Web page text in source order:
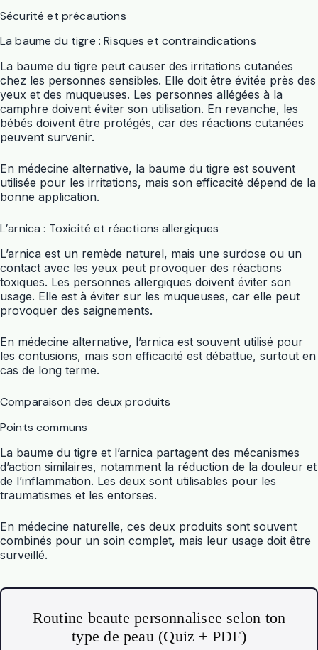
Sécurité et précautions
La baume du tigre : Risques et contraindications
La baume du tigre peut causer des irritations cutanées
chez les personnes sensibles. Elle doit être évitée près des
yeux et des muqueuses. Les personnes allégées à la
camphre doivent éviter son utilisation. En revanche, les
bébés doivent être protégés, car des réactions cutanées
peuvent survenir.
En médecine alternative, la baume du tigre est souvent
utilisée pour les irritations, mais son efficacité dépend de la
bonne application.
L’arnica : Toxicité et réactions allergiques
L’arnica est un remède naturel, mais une surdose ou un
contact avec les yeux peut provoquer des réactions
toxiques. Les personnes allergiques doivent éviter son
usage. Elle est à éviter sur les muqueuses, car elle peut
provoquer des saignements.
En médecine alternative, l’arnica est souvent utilisé pour
les contusions, mais son efficacité est débattue, surtout en
cas de long terme.
Comparaison des deux produits
Points communs
La baume du tigre et l’arnica partagent des mécanismes
d’action similaires, notamment la réduction de la douleur et
de l’inflammation. Les deux sont utilisables pour les
traumatismes et les entorses.
En médecine naturelle, ces deux produits sont souvent
combinés pour un soin complet, mais leur usage doit être
surveillé.
Routine beaute personnalisee selon ton
type de peau (Quiz + PDF)